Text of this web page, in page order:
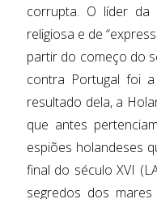
corrupta. O líder da
religiosa e de
partir do começo do
contra Portugal foi
resultado dela, a
que antes
espiões holandeses
final do século XVI
segredos dos